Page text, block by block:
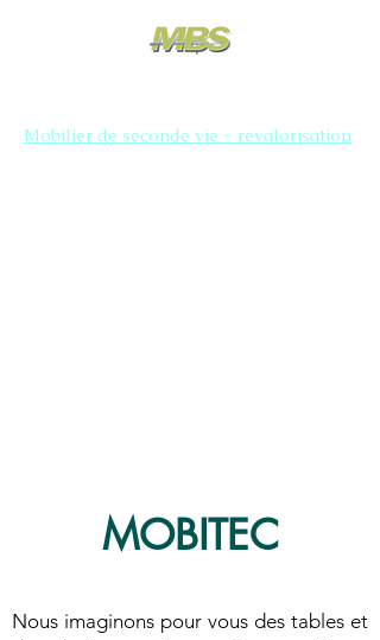
Mobilier de seconde vie - revalorisation
MOBITEC
Nous imaginons pour vous des tables et